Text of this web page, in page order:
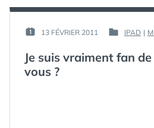
LEURS
PUBLIÉ
13 FÉVRIER 2011
PAR :
PUBLIÉ
IPAD |
Je suis vraiment fan
vous ?